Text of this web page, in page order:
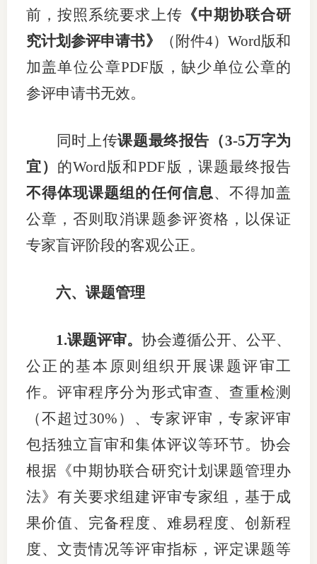
前， 按照系统要求上传 《中期协联合研
究计划参评申请书》
（ 附件4）Word版和
加盖单位公章PDF版，缺少单位公章的
参评申请书无效。
同时上传课题最终报告 （3-5万字为
宜） 的Word版和PDF版 ， 课题最终报告
不得体现课题组的任何信息、不得加盖
公章 ， 否则取消课题参评资格，以保证
专家盲评阶段的客观公正。
六、 课题管理
1.课题评审。协会遵循公开、公平、
公正的基本原则 组织开展课题评审工
作。 评审程序分为形式审查、查重检测
（不超过30% ）、专家评审 ，专家评审
包括独立盲审和集体评议等环节。协会
根据《中期协联合研究计划课题管理办
法》有关要求组建评审专家组，基于成
果价值、完备程度、难易程度、创新程
度、文责情况等评审指标 ，评定课题等